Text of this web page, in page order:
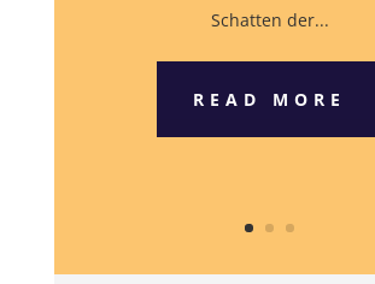
Schatten der...
READ MORE